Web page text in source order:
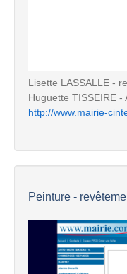
Lisette LASSALLE -
Huguette TISSEIRE
http://www.mairie-
Peinture -